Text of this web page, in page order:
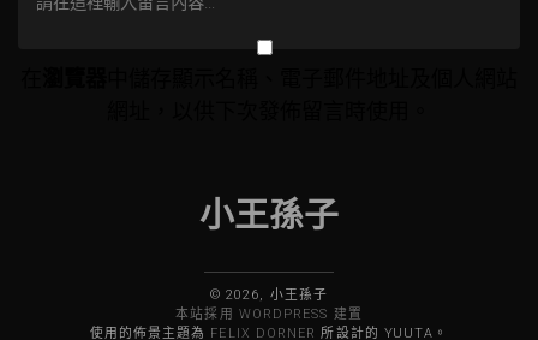
覽
小王孫子
© 2026, 小王孫子
本站採用 WORDPRESS 建置
使用的佈景主題為
FELIX DORNER 所設計的 YUUTA。